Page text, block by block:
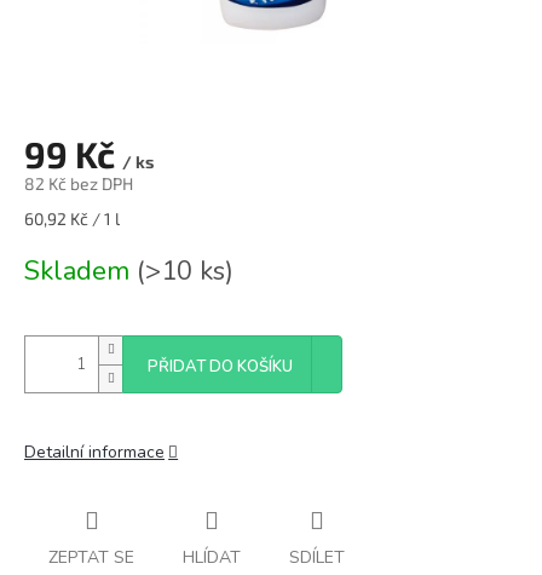
99 Kč / ks
82 Kč bez DPH
Měrná
60,92 Kč / 1 l
Skladem (>10 ks)
PŘIDAT DO KOŠÍKU
Detailní informace
ZEPTAT SE HLÍDAT SDÍLET